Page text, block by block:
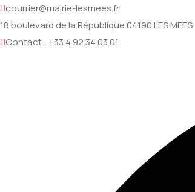
courrier@mairie-lesmees.fr
18 boulevard de la République 04190 LES MEES
Contact : +33 4 92 34 03 01